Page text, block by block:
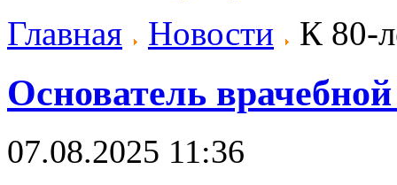
Главная
Новости К 80-
Основатель
07.08.2025 11:36